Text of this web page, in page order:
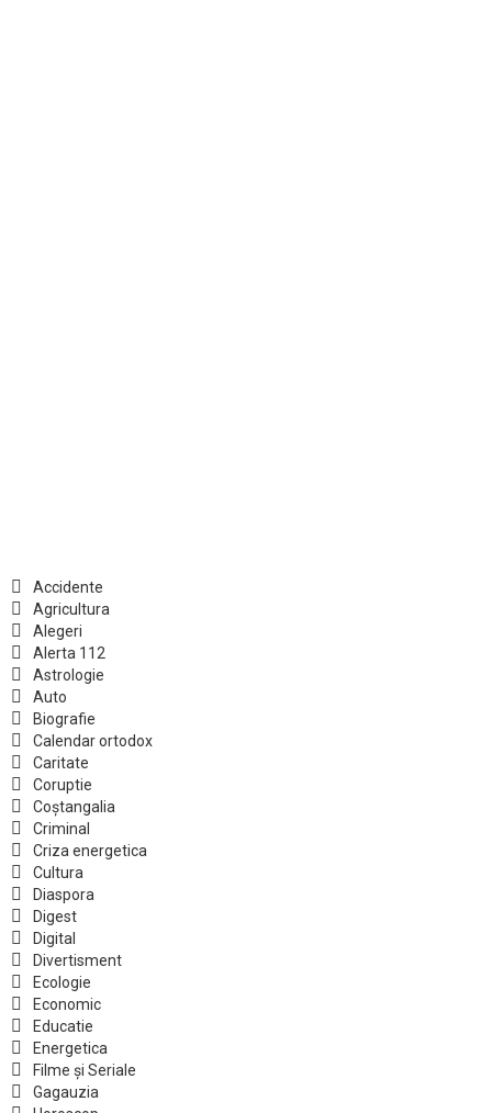
Accidente
Agricultura
Alegeri
Alerta 112
Astrologie
Auto
Biografie
Calendar ortodox
Caritate
Coruptie
Coștangalia
Criminal
Criza energetica
Cultura
Diaspora
Digest
Digital
Divertisment
Ecologie
Economic
Educatie
Energetica
Filme și Seriale
Gagauzia